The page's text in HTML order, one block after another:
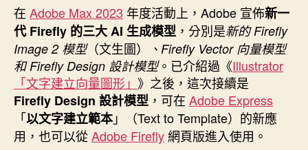
3：
圓
弧/
曲
線
文
字
效
者
佈
日
期
在 Adobe Max 2023 年度活動上，Adobe 宣佈新一
代 Firefly 的三大 AI 生成模型 ，分別是新的 Firefly
Image 2 模型（文生圖）
、Firefly Vector 向量模型
和 Firefly Design 設計模型。已介紹過《Illustrator
「文字建立向量圖形」 》之後，這次接續是
Firefly Design 設計模型 ，可在 Adobe Express
「以文字建立範本」（Text to Template）的新應
用，也可以從Adobe Firefly網頁版進入使用。